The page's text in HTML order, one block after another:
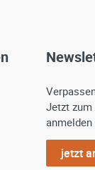
Jetzt zum
anmelden
jetzt